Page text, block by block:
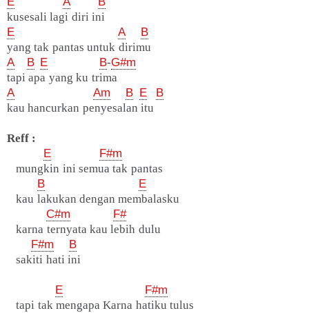
kusesali lagi diri ini
E
A
B
yang tak pantas untuk dirimu
A
B E B-G#m
tapi apa yang ku trima
A
Am B E
B
kau hancurkan penyesalan itu
Reff :
E
F#m
mungkin ini semua tak pantas
B
E
kau lakukan dengan membalasku
C#m
F#
karna ternyata kau lebih dulu
F#m
B
sakiti hati ini
E
F#m
tapi tak mengapa Karna hatiku tulus